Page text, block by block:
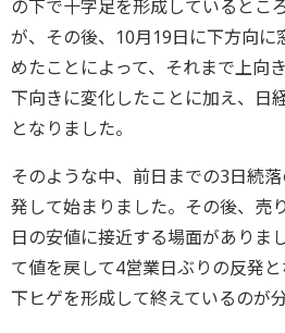
の下で十字足を形成しているとこ
が、その後、10月19日に下方向に
めたことによって、それまで上向
下向きに変化したことに加え、日
となりました。
そのような中、前日までの3日続
発して始まりました。その後、売
日の安値に接近する場面がありま
て値を戻して4営業日ぶりの反発
下ヒゲを形成して終えているのが分